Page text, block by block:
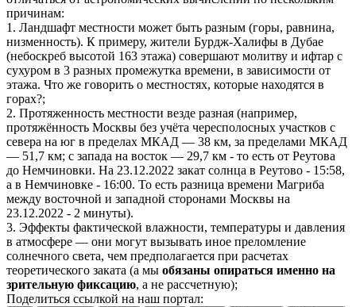
причинам:
1. Ландшафт местности может быть разным (горы, равнина,
низменность). К примеру, жители Бурдж-Халифы в Дубае
(небоскреб высотой 163 этажа) совершают молитву и ифтар с
сухуром в 3 разных промежутка времени, в зависимости от
этажа. Что же говорить о местностях, которые находятся в
горах?;
2. Протяженность местности везде разная (например,
протяжённость Москвы без учёта чересполосных участков с
севера на юг в пределах МКАД — 38 км, за пределами МКАД
— 51,7 км; с запада на восток — 29,7 км - то есть от Реутова
до Немчиновки. На 23.12.2022 закат солнца в Реутово - 15:58,
а в Немчиновке - 16:00. То есть разница времени Магриба
между восточной и западной сторонами Москвы на
23.12.2022 - 2 минуты).
3. Эффекты фактической влажности, температуры и давления
в атмосфере — они могут вызывать иное преломление
солнечного света, чем предполагается при расчетах
теоретического заката (а мы обязаны опираться именно на
зрительную фиксацию, а не рассчетную);
Поделиться ссылкой на наш портал: